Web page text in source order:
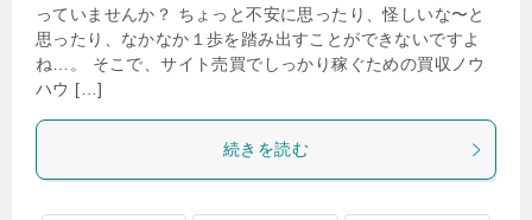
っていませんか？ ちょっと不安に思ったり、怪しいな〜と
思ったり、なかなか１歩を踏み出すことができないですよ
ね…。 そこで、サイト売買でしっかり稼ぐための買収ノウ
ハウ […]
続きを読む